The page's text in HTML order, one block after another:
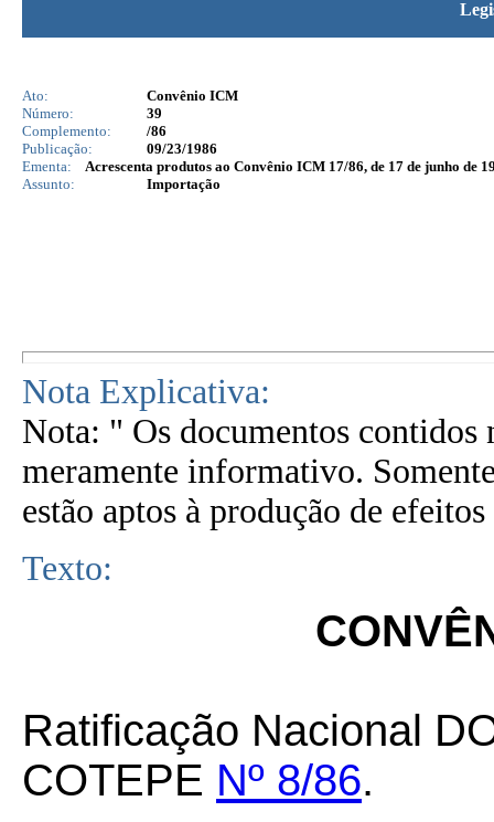
Ato:
Convênio ICM
Número:
39
Complemento:
/86
Publicação:
09/23/1986
Ementa:
Acrescenta produtos ao Convênio ICM 17/86, de 17 de junho de
Assunto:
Importação
Nota Explicativa:
Nota: " Os documentos contidos
meramente informativo.
estão aptos à produção de
Texto:
Ratificação Nacional
COTEPE Nº 8/86.